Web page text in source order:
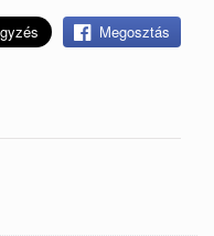
Megosztás